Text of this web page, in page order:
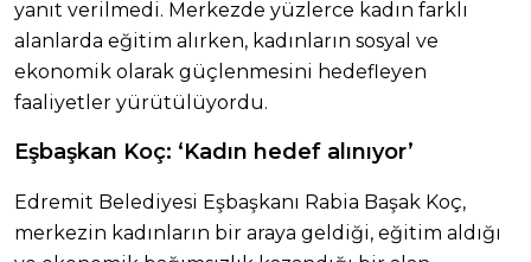
yanıt verilmedi. Merkezde yüzlerce kadın farklı
alanlarda eğitim alırken, kadınların sosyal ve
ekonomik olarak güçlenmesini hedefleyen
faaliyetler yürütülüyordu.
Eşbaşkan Koç: ‘Kadın hedef alınıyor’
Edremit Belediyesi Eşbaşkanı Rabia Başak Koç,
merkezin kadınların bir araya geldiği, eğitim aldığı